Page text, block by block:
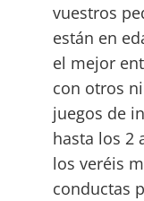
vuestros
están en
el mejor
con otros
juegos de
hasta los 2
los veréis
conductas